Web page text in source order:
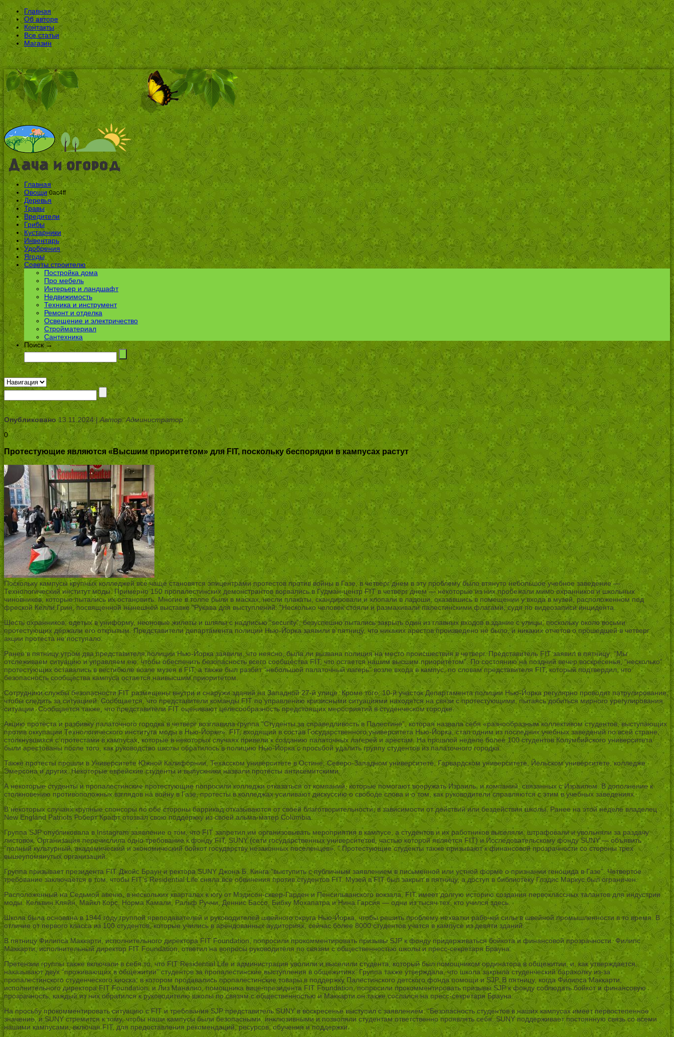
Главная
Об авторе
Контакты
Все статьи
Магазин
Главная
Овощи 0ac4ff
Деревья
Травы
Вредители
Грибы
Кустарники
Инвентарь
Удобрения
Ягоды
Советы строителю
Постройка дома
Про мебель
Интерьер и ландшафт
Недвижимость
Техника и инструмент
Ремонт и отделка
Освещение и электричество
Стройматериал
Сантехника
Поиск →
Опубликовано13.11.2024 |Автор: Администратор
0
Протестующие являются «Высшим приоритетом» для FIT, поскольку беспорядки в кампусах растут
Поскольку кампусы крупных колледжей все чаще становятся эпицентрами протестов против войны в Газе, в четверг днем в эту проблему было втянуто небольшое учебное заведение —
Технологический институт моды. Примерно 150 пропалестинских демонстрантов ворвались в Гудман-центр FIT в четверг днем — некоторые из них пробежали мимо охранников и школьных
чиновников, которые пытались их остановить. Многие в толпе были в масках, несли плакаты, скандировали и хлопали в ладоши, оказавшись в помещении у входа в музей, расположенном под
фреской Келли Грин, посвященной нынешней выставке “Рукава для выступлений. ”Несколько человек стояли и размахивали палестинскими флагами, судя по видеозаписи инцидента.
Шесть охранников, одетых в униформу, неоновые жилеты и шляпы с надписью “security”, безуспешно пытались закрыть один из главных входов в здание с улицы, поскольку около восьми
протестующих держали его открытым. Представители департамента полиции Нью-Йорка заявили в пятницу, что никаких арестов произведено не было, и никаких отчетов о прошедшей в четверг
акции протеста не поступало.
Ранее в пятницу утром два представителя полиции Нью-Йорка заявили, что неясно, была ли вызвана полиция на место происшествия в четверг. Представитель FIT заявил в пятницу: “Мы
отслеживаем ситуацию и управляем ею, чтобы обеспечить безопасность всего сообщества FIT, что остается нашим высшим приоритетом”. По состоянию на поздний вечер воскресенья, “несколько”
протестующих оставались в вестибюле возле музея в FIT, а также был разбит “небольшой палаточный лагерь” возле входа в кампус, по словам представителя FIT, который подтвердил, что
безопасность сообщества кампуса остается наивысшим приоритетом.
Сотрудники службы безопасности FIT размещены внутри и снаружи зданий на Западной 27-й улице. Кроме того, 10-й участок Департамента полиции Нью-Йорка регулярно проводит патрулирование,
чтобы следить за ситуацией. Сообщается, что представители команды FIT по управлению кризисными ситуациями находятся на связи с протестующими, пытаясь добиться мирного урегулирования
ситуации. Сообщается также, что представители FIT оценивают целесообразность предстоящих мероприятий в студенческом городке.
Акцию протеста и разбивку палаточного городка в четверг возглавила группа “Студенты за справедливость в Палестине”, которая назвала себя «разнообразным коллективом студентов, выступающих
против оккупации Технологического института моды в Нью-Йорке». FIT, входящий в состав Государственного университета Нью-Йорка, стал одним из последних учебных заведений по всей стране,
столкнувшихся с протестами в кампусах, которые в некоторых случаях привели к созданию палаточных лагерей и арестам. На прошлой неделе более 100 студентов Колумбийского университета
были арестованы после того, как руководство школы обратилось в полицию Нью-Йорка с просьбой удалить группу студентов из палаточного городка.
Также протесты прошли в Университете Южной Калифорнии, Техасском университете в Остине, Северо-Западном университете, Гарвардском университете, Йельском университете, колледже
Эмерсона и других. Некоторые еврейские студенты и выпускники назвали протесты антисемитскими.
А некоторые студенты и пропалестинские протестующие попросили колледжи отказаться от компаний, которые помогают вооружать Израиль, и компаний, связанных с Израилем. В дополнение к
столкновению противоположных взглядов на войну в Газе, протесты в колледжах усиливают дискуссию о свободе слова и о том, как руководители справляются с этим в учебных заведениях.
В некоторых случаях крупные спонсоры по обе стороны баррикад отказываются от своей благотворительности, в зависимости от действий или бездействия школы. Ранее на этой неделе владелец
New England Patriots Роберт Крафт отозвал свою поддержку из своей альма-матер Columbia.
Группа SJP опубликовала в Instagram заявление о том, что FIT запретил им организовывать мероприятия в кампусе, а студентов и их работников выселяли, штрафовали и увольняли за раздачу
листовок. Организация перечислила одно требование к фонду FIT, SUNY (сети государственных университетов, частью которой является FIT) и Исследовательскому фонду SUNY — объявить
“полный культурный, академический и экономический бойкот государству незаконных поселенцев». ” Протестующие студенты также призывают к финансовой прозрачности со стороны трех
вышеупомянутых организаций.
Группа призывает президента FIT Джойс Браун и ректора SUNY Джона Б. Кинга “выступить с публичным заявлением в письменной или устной форме о признании геноцида в Газе”. Четвертое
требование заключается в том, чтобы FIT’s Residential Life сняла все обвинения против студентов FIT. Музей в FIT был закрыт в пятницу, а доступ в библиотеку Глэдис Маркус был ограничен.
Расположенный на Седьмой авеню, в нескольких кварталах к югу от Мэдисон-сквер-Гарден и Пенсильванского вокзала, FIT имеет долгую историю создания первоклассных талантов для индустрии
моды. Кельвин Кляйн, Майкл Корс, Норма Камали, Ральф Руччи, Деннис Бассо, Бибху Мохапатра и Нина Гарсия — одни из тысяч тех, кто учился здесь.
Школа была основана в 1944 году группой преподавателей и руководителей швейного округа Нью-Йорка, чтобы решить проблему нехватки рабочей силы в швейной промышленности в то время. В
отличие от первого класса из 100 студентов, которые учились в арендованных аудиториях, сейчас более 8000 студентов учатся в кампусе из девяти зданий.
В пятницу Филипса Маккарти, исполнительного директора FIT Foundation, попросили прокомментировать призывы SJP к фонду придерживаться бойкота и финансовой прозрачности. Филипс
Маккарти, исполнительный директор FIT Foundation, ответил на вопросы руководителя по связям с общественностью школы и пресс-секретаря Брауна.
Претензии группы также включали в себя то, что FIT Residential Life и администрация уволили и выселили студента, который был помощником ординатора в общежитии, и, как утверждается,
наказывают двух “проживающих в общежитии” студентов за пропалестинские выступления в общежитиях. Группа также утверждала, что школа закрыла студенческий барахолку из-за
пропалестинского студенческого киоска, в котором продавались пропалестинские товары в поддержку Палестинского детского фонда помощи и SJP. В пятницу, когда Филипса Маккарти,
исполнительного директора FIT Foundation, и Лиз Маналио, помощника вице-президента FIT Foundation, попросили прокомментировать призывы SJP к фонду соблюдать бойкот и финансовую
прозрачность, каждый из них обратился к руководителю школы по связям с общественностью и Маккарти он также сослался на пресс-секретаря Брауна.
На просьбу прокомментировать ситуацию с FIT и требования SJP представитель SUNY в воскресенье выступил с заявлением: “Безопасность студентов в наших кампусах имеет первостепенное
значение, и SUNY стремится к тому, чтобы наши кампусы были безопасными, инклюзивными и позволяли студентам ответственно проявлять себя. SUNY поддерживает постоянную связь со всеми
нашими кампусами, включая FIT, для предоставления рекомендаций, ресурсов, обучения и поддержки.